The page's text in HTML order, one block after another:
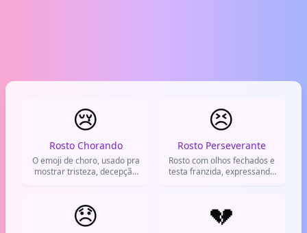
😢
Rosto Chorando
O emoji de choro, usado pra
mostrar tristeza, decepção
😣
Rosto Perseverante
Rosto com olhos fechados e
testa franzida, expressando
😞 💔